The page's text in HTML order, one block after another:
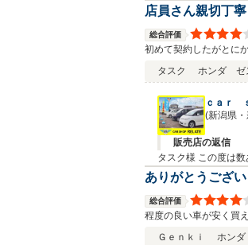
た、何かございまし
店員さん親切丁寧
総合評価
初めて契約したがとに
タスク
ホンダ ゼ
ｃａｒ
(新潟県
販売店の返信
タスク様 この度は
後もオイル交換な
ありがとうござい
総合評価
程度の良い車が安く買
Ｇｅｎｋｉ
ホン